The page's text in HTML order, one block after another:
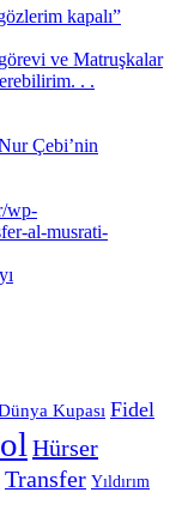
kapalı”
. .
Çebi’nin
Kupası Fidel
Hürser
Transfer Yıldırım